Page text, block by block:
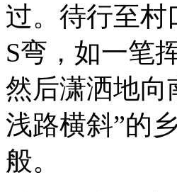
过。待行至村
S弯，如一笔
然后潇洒地向
浅路横斜”的
般。